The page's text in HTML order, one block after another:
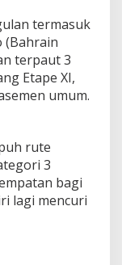
termasuk
(Bahrain
terpaut 3
Etape XI,
umum.
rute
3
bagi
lagi mencuri